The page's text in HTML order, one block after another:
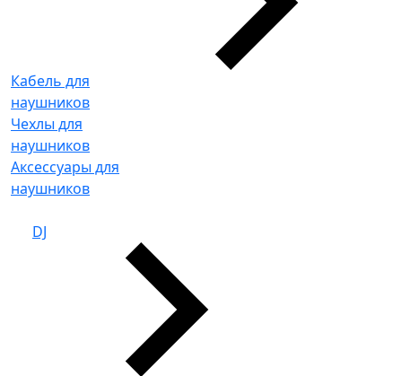
Кабель для
наушников
Чехлы для
наушников
Аксессуары для
наушников
DJ